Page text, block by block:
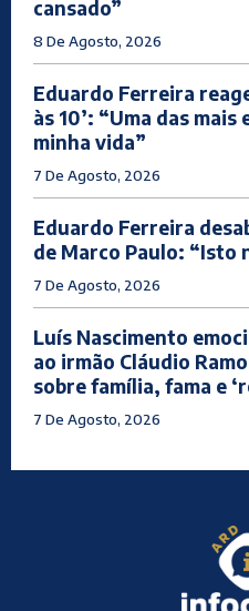
cansado”
8 De Agosto, 2026
Eduardo Ferreira
às 10’: “Uma das
minha vida”
7 De Agosto, 2026
Eduardo Ferreira
de Marco Paulo: “Isto
7 De Agosto, 2026
Luís Nascimento
ao irmão Cláudio
sobre família, fama e
7 De Agosto, 2026